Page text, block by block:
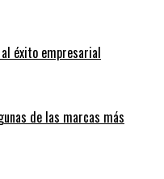
éxito empresarial
de las marcas más